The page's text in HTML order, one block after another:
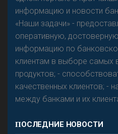
информацию и новости
«Наши задачи» -
оперативную,
информацию по
клиентам в выборе самых
продуктов; -
качественных клиентов; -
между банками и их
ПОСЛЕДНИЕ НОВОСТИ